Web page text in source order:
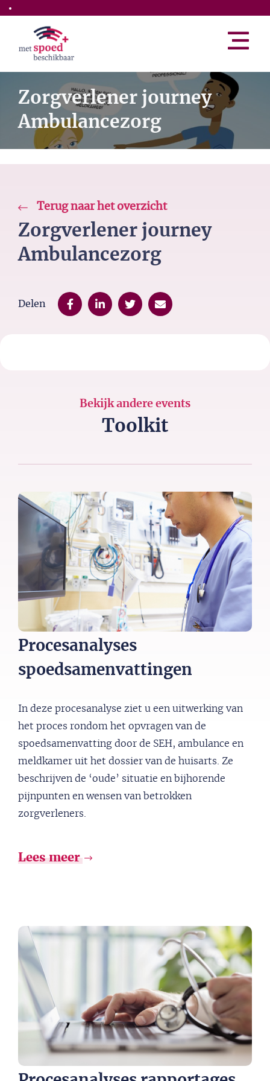
Skip to the main content
Zorgverlener journey
Ambulancezorg
Terug naar het overzicht
Zorgverlener journey
Ambulancezorg
Delen
Bekijk andere events
Toolkit
Procesanalyses
spoedsamenvattingen
In deze procesanalyse ziet u een uitwerking van
het proces rondom het opvragen van de
spoedsamenvatting door de SEH, ambulance en
meldkamer uit het dossier van de huisarts. Ze
beschrijven de ‘oude’ situatie en bijhorende
pijnpunten en wensen van betrokken
zorgverleners.
Lees meer